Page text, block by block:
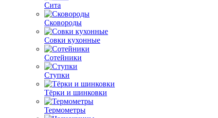
Сита
Сковороды
Совки кухонные
Сотейники
Ступки
Тёрки и шинковки
Термометры